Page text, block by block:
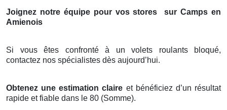
Joignez notre équipe pour vos stores
sur Camps en
Amienois
Si vous êtes confronté à un volets roulants bloqué,
contactez nos spécialistes dès aujourd’hui.
Obtenez une estimation claire et bénéficiez d’un résultat
rapide et fiable dans le 80 (Somme).